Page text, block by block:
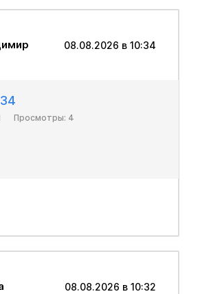
08.08.2026 в 10:34
Просмотры: 4
08.08.2026 в 10:32